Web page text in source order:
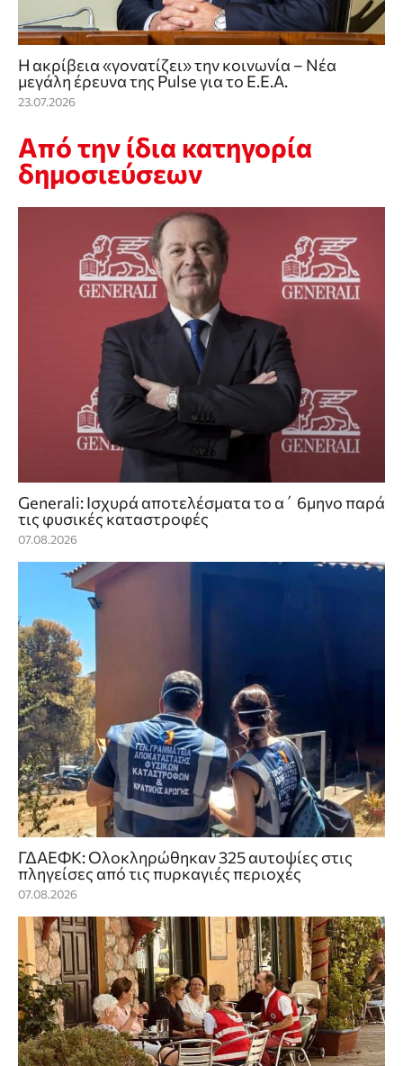
Η ακρίβεια «γονατίζει» την κοινωνία – Νέα
μεγάλη έρευνα της Pulse για το Ε.Ε.Α.
23.07.2026
Από την ίδια κατηγορία
δημοσιεύσεων
Generali: Ισχυρά αποτελέσματα το α΄ 6μηνο παρά
τις φυσικές καταστροφές
07.08.2026
ΓΔΑΕΦΚ: Ολοκληρώθηκαν 325 αυτοψίες στις
πληγείσες από τις πυρκαγιές περιοχές
07.08.2026